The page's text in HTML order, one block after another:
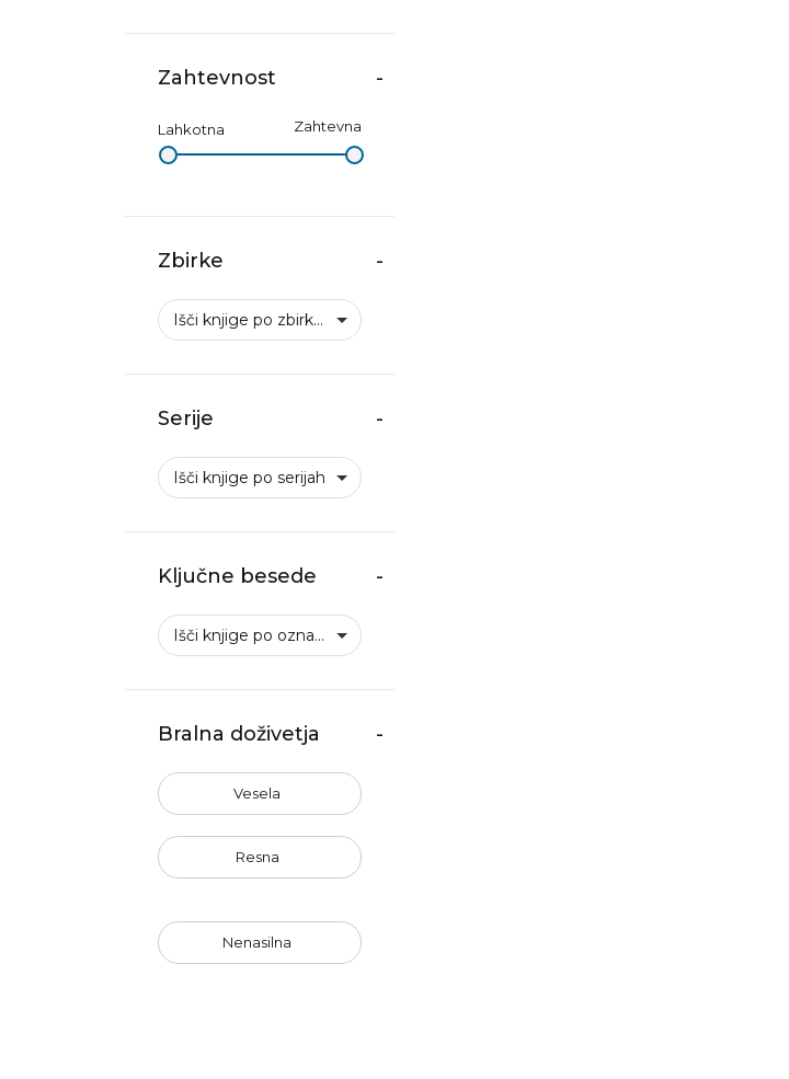
Zahtevnost -
Lahkotna Zahtevna
Zbirke -
Išči knjige po zbirkah
Serije -
Išči knjige po serijah
Ključne besede -
Išči knjige po oznakah
Bralna doživetja -
Vesela
Resna
Nenasilna